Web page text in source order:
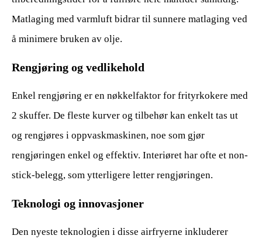
Matlaging med varmluft bidrar til sunnere matlaging ved
å minimere bruken av olje.
Rengjøring og vedlikehold
Enkel rengjøring er en nøkkelfaktor for frityrkokere med
2 skuffer. De fleste kurver og tilbehør kan enkelt tas ut
og rengjøres i oppvaskmaskinen, noe som gjør
rengjøringen enkel og effektiv. Interiøret har ofte et non-
stick-belegg, som ytterligere letter rengjøringen.
Teknologi og innovasjoner
Den nyeste teknologien i disse airfryerne inkluderer